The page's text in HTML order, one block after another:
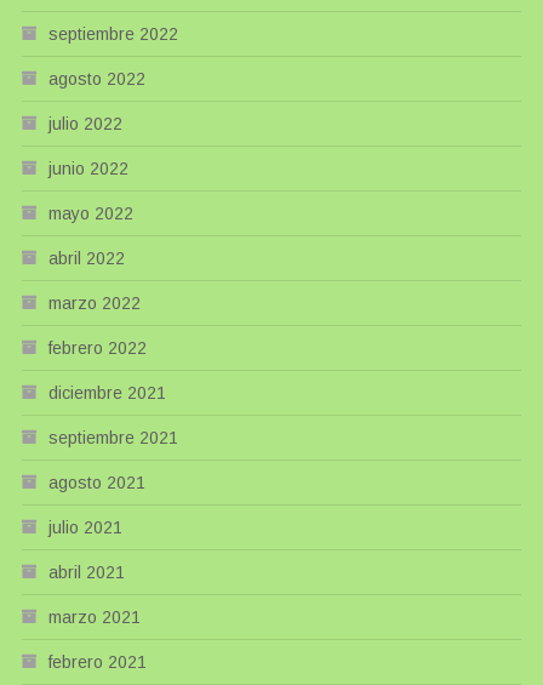
septiembre 2022
agosto 2022
julio 2022
junio 2022
mayo 2022
abril 2022
marzo 2022
febrero 2022
diciembre 2021
septiembre 2021
agosto 2021
julio 2021
abril 2021
marzo 2021
febrero 2021